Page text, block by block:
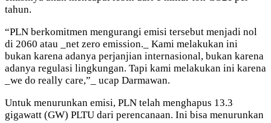
tahun.
“PLN berkomitmen mengurangi emisi tersebut menjadi nol
di 2060 atau _net zero emission._ Kami melakukan ini
bukan karena adanya perjanjian internasional, bukan karena
adanya regulasi lingkungan. Tapi kami melakukan ini karena
_we do really care,”_ ucap Darmawan.
Untuk menurunkan emisi, PLN telah menghapus 13.3
gigawatt (GW) PLTU dari perencanaan. Ini bisa menurunkan